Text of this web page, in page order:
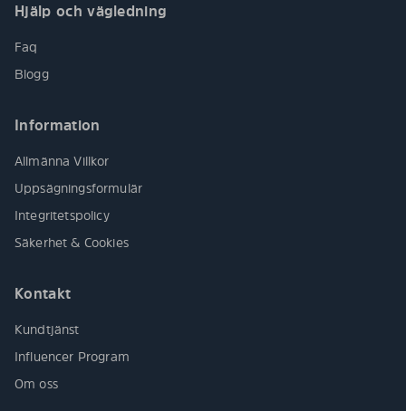
Hjälp och vägledning
Faq
Blogg
Information
Allmänna Villkor
Uppsägningsformulär
Integritetspolicy
Säkerhet & Cookies
Kontakt
Kundtjänst
Influencer Program
Om oss